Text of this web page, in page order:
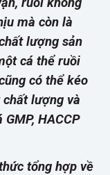
mà còn là
lượng sản
cá thể ruồi
có thể kéo
lượng và
HACCP
tổng hợp về